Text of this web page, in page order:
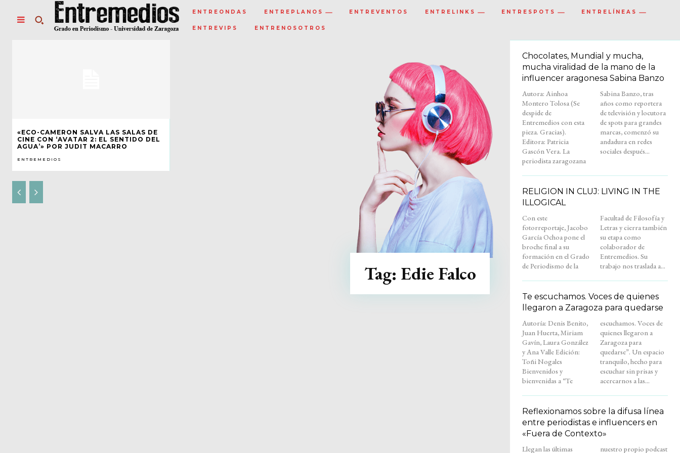
ENTREONDAS ENTREPLANOS ENTREVENTOS ENTRELINKS ENTRESPOTS ENTRELÍNEAS
ENTREVIPS ENTRENOSOTROS
«ECO-CAMERON SALVA LAS SALAS DE
CINE CON ‘AVATAR 2: EL SENTIDO DEL
AGUA’» POR JUDIT MACARRO
ENTREMEDIOS
Tag: Edie Falco
Chocolates, Mundial y mucha,
mucha viralidad de la mano de la
influencer aragonesa Sabina Banzo
Autora: Ainhoa
Montero Tolosa (Se
despide de
Entremedios con esta
pieza. Gracias).
Editora: Patricia
Gascón Vera. La
periodista zaragozana
Sabina Banzo, tras
años como reportera
de televisión y locutora
de spots para grandes
marcas, comenzó su
andadura en redes
sociales después...
RELIGION IN CLUJ: LIVING IN THE
ILLOGICAL
Con este
fotorreportaje, Jacobo
García Ochoa pone el
broche final a su
formación en el Grado
de Periodismo de la
Facultad de Filosofía y
Letras y cierra también
su etapa como
colaborador de
Entremedios. Su
trabajo nos traslada a...
Te escuchamos. Voces de quienes
llegaron a Zaragoza para quedarse
Autoría: Denis Benito,
Juan Huerta, Miriam
Gavín, Laura González
y Ana Valle Edición:
Toñi Nogales
Bienvenidos y
bienvenidas a “Te
escuchamos. Voces de
quienes llegaron a
Zaragoza para
quedarse”. Un espacio
tranquilo, hecho para
escuchar sin prisas y
acercarnos a las...
Reflexionamos sobre la difusa línea
entre periodistas e influencers en
«Fuera de Contexto»
Llegan las últimas
nuestro propio podcast